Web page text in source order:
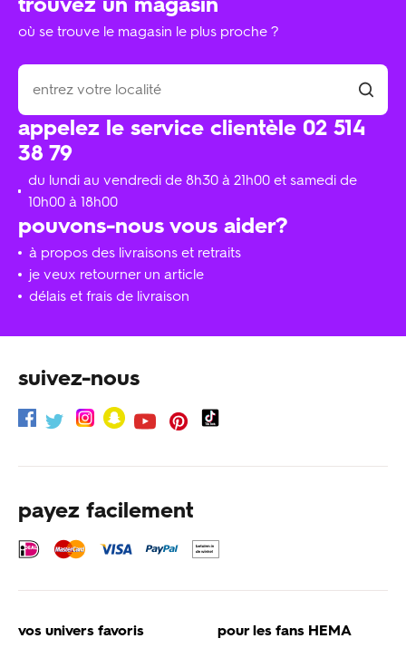
pouvons-nous vous aider?
à propos des livraisons et retraits
je veux retourner un article
délais et frais de livraison
appelez le service clientèle 02 514
38 79
du lundi au vendredi de 8h30 à 21h00 et samedi de
10h00 à 18h00
où se trouve le magasin le plus proche ?
suivez-nous
payez facilement
vos univers favoris
pour les fans HEMA